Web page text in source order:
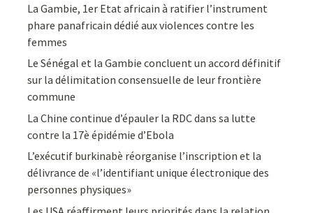
La Gambie, 1er Etat africain à ratifier l’instrument
phare panafricain dédié aux violences contre les
femmes
Le Sénégal et la Gambie concluent un accord définitif
sur la délimitation consensuelle de leur frontière
commune
La Chine continue d’épauler la RDC dans sa lutte
contre la 17è épidémie d’Ebola
L’exécutif burkinabè réorganise l’inscription et la
délivrance de «l’identifiant unique électronique des
personnes physiques»